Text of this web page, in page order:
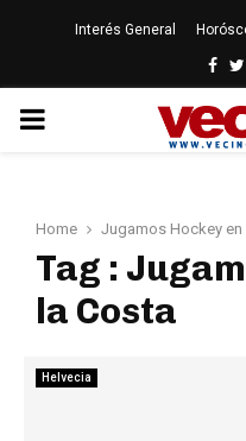
Interés General
PRIMARY
Home Jugamos Hockey en
Tag :
la Costa
Helvecia